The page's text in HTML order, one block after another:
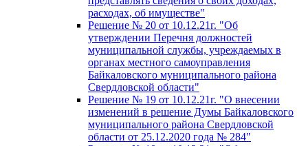
расходах, об имуществе"
Решение № 20 от 10.12.21г. "Об
утверждении Перечня должностей
муниципальной службы, учреждаемых в
органах местного самоуправления
Байкаловского муниципального района
Свердловской области"
Решение № 19 от 10.12.21г. "О внесении
изменений в решение Думы Байкаловского
муниципального района Свердловской
области от 25.12.2020 года № 284"